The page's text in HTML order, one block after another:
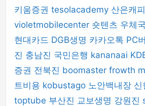
키움증권 tesolacademy 산은캐
violetmobilecenter 숏텐츠 우체
현대카드 DGB생명 카카오톡 PC
진 충남진 국민은행 kananaai
증권 전북진 boomaster frowth
트비용 kobustago 노안백내장 신
toptube 부산진 교보생명 강원진